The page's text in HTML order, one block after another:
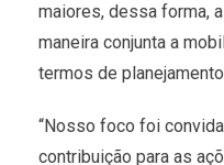
maiores, dessa forma,
maneira conjunta a
termos de
“Nosso foco foi
contribuição para as